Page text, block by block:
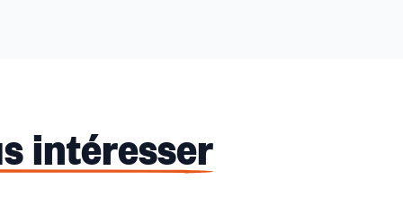
intéresser